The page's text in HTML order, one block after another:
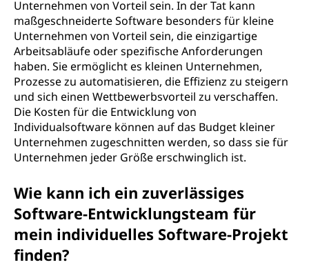
Unternehmen von Vorteil sein. In der Tat kann
maßgeschneiderte Software besonders für kleine
Unternehmen von Vorteil sein, die einzigartige
Arbeitsabläufe oder spezifische Anforderungen
haben. Sie ermöglicht es kleinen Unternehmen,
Prozesse zu automatisieren, die Effizienz zu steigern
und sich einen Wettbewerbsvorteil zu verschaffen.
Die Kosten für die Entwicklung von
Individualsoftware können auf das Budget kleiner
Unternehmen zugeschnitten werden, so dass sie für
Unternehmen jeder Größe erschwinglich ist.
Wie kann ich ein zuverlässiges
Software-Entwicklungsteam für
mein individuelles Software-Projekt
finden?